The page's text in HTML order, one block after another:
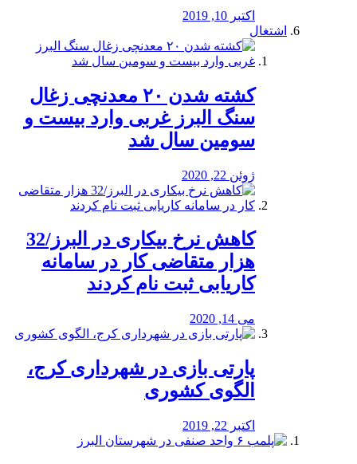
اکتبر 10, 2019
اشتغال
کشته شدن ۲۰ معدنچی زغال
سنگ البرز غربی وارد بیست و
سومین سال شد
ژوئن 22, 2020
کاهش نرخ بیکاری در البرز/32
هزار متقاضی کار در سامانه
کاریابی ثبت نام کردند
می 14, 2020
پارتی بازی در شهرداری کرج،
الگوی کشوری
اکتبر 22, 2019